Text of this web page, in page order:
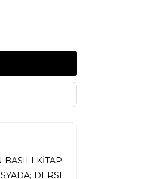
BASILI KİTAP
DERSE